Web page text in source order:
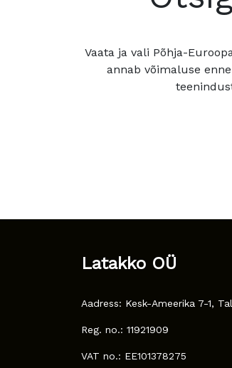
Vaata ja vali Põhja-
annab võimaluse
Latakko OÜ
Aadress: Kesk-Ameerika 7-1,
Reg. no.: 11921909
VAT no.: EE101378275